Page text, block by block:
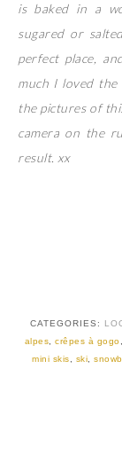
is baked in a
sugared or
perfect place,
much I loved
the pictures of
camera on the
result. xx
CATEGORIES:
alpes,crêpes à gogo,
mini skis, ski,